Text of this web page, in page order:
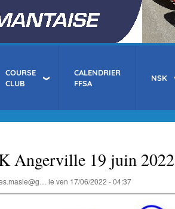
COURSE
CLUB
CALENDRIER
FFSA
NSK
Angerville 19 juin 2022
le ven 17/06/2022 - 04:37